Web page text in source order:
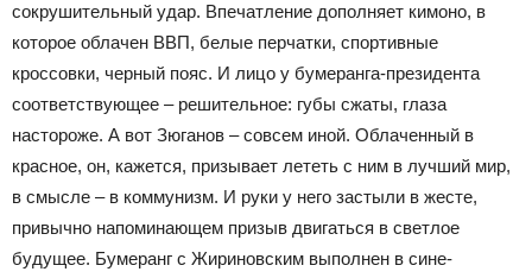
сокрушительный удар. Впечатление дополняет кимоно, в
которое облачен ВВП, белые перчатки, спортивные
кроссовки, черный пояс. И лицо у бумеранга-президента
соответствующее – решительное: губы сжаты, глаза
настороже. А вот Зюганов – совсем иной. Облаченный в
красное, он, кажется, призывает лететь с ним в лучший мир,
в смысле – в коммунизм. И руки у него застыли в жесте,
привычно напоминающем призыв двигаться в светлое
будущее. Бумеранг с Жириновским выполнен в сине-